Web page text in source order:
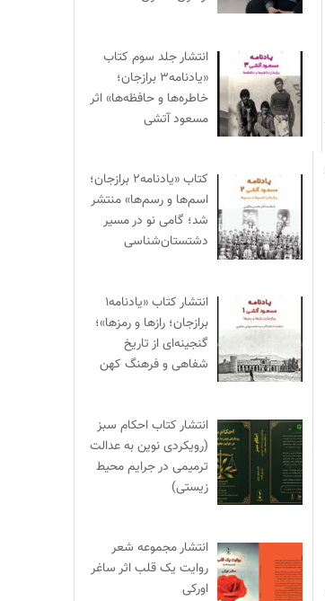
انتشار جلد سوم کتاب
«یادنامه۳ برازجان؛
خاطره‌ها و حافظه‌ها» اثر
مسعود آتشی
کتاب «یادنامه۲ برازجان؛
اسم‌ها و رسم‌ها» منتشر
شد؛ گامی نو در مسیر
دشتستان‌شناسی
انتشار کتاب «یادنامه۱
برازجان؛ رازها و رمزها»؛
گنجینه‌ای از تاریخ
شفاهی و فرهنگ کهن
انتشار کتاب احکام سبز
(رویکردی نوین به عدالت
ترمیمی در جرایم محیط‌
زیستی)
انتشار مجموعه شعر
روایت یک قلب اثر ساغر
اورکی